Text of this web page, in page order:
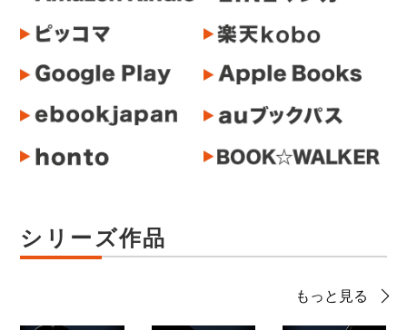
シリーズ作品
もっと見る